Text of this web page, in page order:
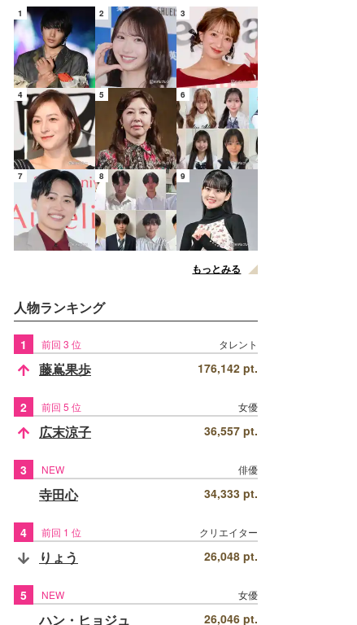
1 2 3
4 5 6
7 8 9
もっとみる
人物ランキング
1 前回 3 位 タレント
藤嶌果歩 176,142 pt.
2 前回 5 位 女優
広末涼子 36,557 pt.
3 NEW 俳優
寺田心 34,333 pt.
4 前回 1 位 クリエイター
りょう 26,048 pt.
5 NEW 女優
ハン・ヒョジュ 26,046 pt.